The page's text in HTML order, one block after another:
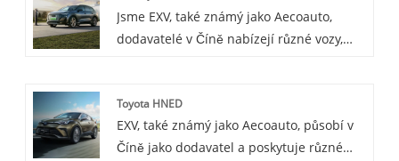
Jsme EXV, také známý jako Aecoauto,
dodavatelé v Číně nabízejí různé vozy,
model uvedený na trh Audi, který
kombinuje elektrický a tradiční palivový
systém a má vlastnosti ochrany životního
Toyota HNED
EXV, také známý jako Aecoauto, působí v
Číně jako dodavatel a poskytuje různé